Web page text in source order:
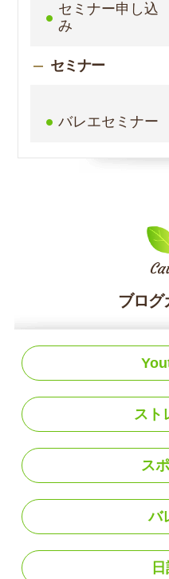
セミナー申し込
み
セミナー
バレエセミナー
ブログ
スト
ス
バ